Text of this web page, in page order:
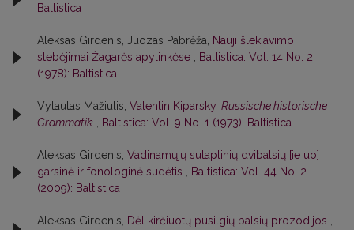
Baltistica
Aleksas Girdenis, Juozas Pabrėža,
Nauji šlekiavimo
stebėjimai Žagarės apylinkėse
Baltistica: Vol. 14 No. 2
(1978): Baltistica
Vytautas Mažiulis, Valentin Kiparsky, Russische historische
Grammatik
Baltistica: Vol. 9 No. 1 (1973): Baltistica
Aleksas Girdenis, Vadinamųjų sutaptinių dvibalsių [ie uo]
garsinė ir fonologinė sudėtis
Baltistica: Vol. 44 No. 2
(2009): Baltistica
Aleksas Girdenis, Dėl kirčiuotų pusilgių balsių prozodijos